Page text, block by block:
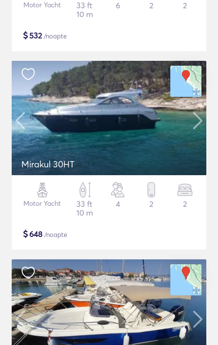
Motor Yacht
33 ft
10 m
6 2 2
$532/noapte
Mirakul 30HT
Motor Yacht
33 ft
10 m
4 2 2
$648 /noapte